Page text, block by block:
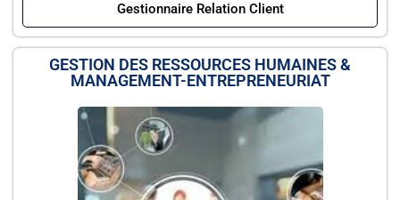
Gestionnaire Relation Client
GESTION DES RESSOURCES HUMAINES &
MANAGEMENT-ENTREPRENEURIAT